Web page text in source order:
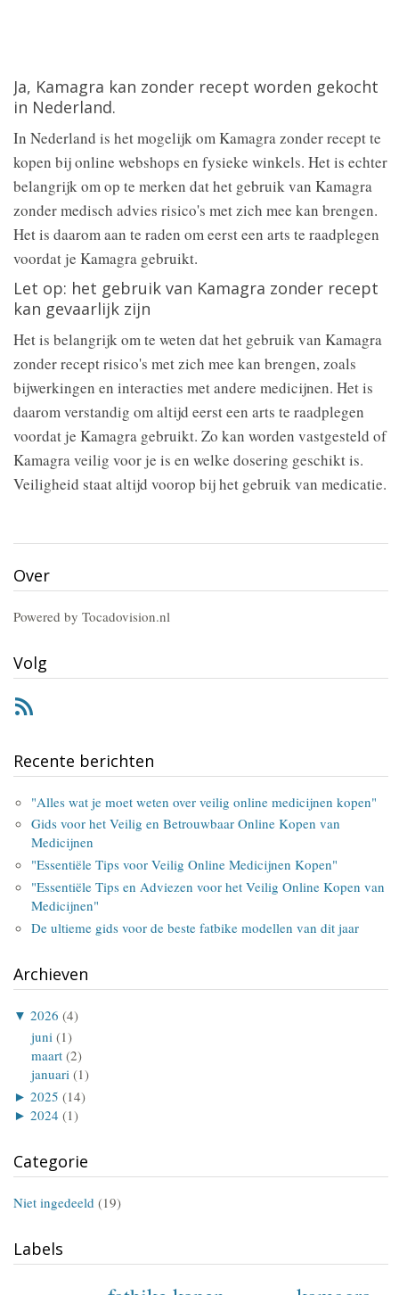
Ja, Kamagra kan zonder recept worden gekocht
in Nederland.
In Nederland is het mogelijk om Kamagra zonder recept te
kopen bij online webshops en fysieke winkels. Het is echter
belangrijk om op te merken dat het gebruik van Kamagra
zonder medisch advies risico's met zich mee kan brengen.
Het is daarom aan te raden om eerst een arts te raadplegen
voordat je Kamagra gebruikt.
Let op: het gebruik van Kamagra zonder recept
kan gevaarlijk zijn
Het is belangrijk om te weten dat het gebruik van Kamagra
zonder recept risico's met zich mee kan brengen, zoals
bijwerkingen en interacties met andere medicijnen. Het is
daarom verstandig om altijd eerst een arts te raadplegen
voordat je Kamagra gebruikt. Zo kan worden vastgesteld of
Kamagra veilig voor je is en welke dosering geschikt is.
Veiligheid staat altijd voorop bij het gebruik van medicatie.
Over
Powered by Tocadovision.nl
Volg
Recente berichten
"Alles wat je moet weten over veilig online medicijnen kopen"
Gids voor het Veilig en Betrouwbaar Online Kopen van
Medicijnen
"Essentiële Tips voor Veilig Online Medicijnen Kopen"
"Essentiële Tips en Adviezen voor het Veilig Online Kopen van
Medicijnen"
De ultieme gids voor de beste fatbike modellen van dit jaar
Archieven
▼ 2026 (4)
juni (1)
maart (2)
januari (1)
► 2025 (14)
► 2024 (1)
Categorie
Niet ingedeeld (19)
Labels